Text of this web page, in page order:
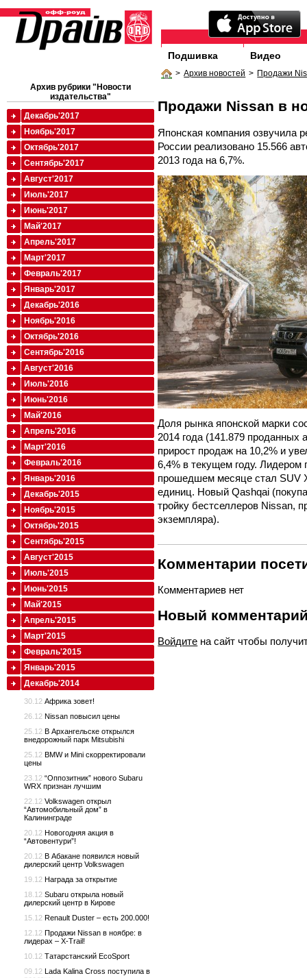
Подшивка Видео
> Архив новостей > Продажи
Продажи Nissan в
Японская компания озвучила
России реализовано 15.566
2013 года на 6,7%.
Доля рынка японской марки
2014 года (141.879 проданных
прирост продаж на 10,2% и
6,4% в текущем году.
прошедшем месяце стал SUV
единиц. Новый Qashqai
тройку бестселлеров Nissan,
экземпляра).
Комментарии
Комментариев нет
Новый
Войдите на сайт чтобы
Архив рубрики "Новости
издательства"
Декабрь'2017
Ноябрь'2017
Октябрь'2017
Сентябрь'2017
Август'2017
Июль'2017
Июнь'2017
Май'2017
Апрель'2017
Март'2017
Февраль'2017
Январь'2017
Декабрь'2016
Ноябрь'2016
Октябрь'2016
Сентябрь'2016
Август'2016
Июль'2016
Июнь'2016
Май'2016
Апрель'2016
Март'2016
Февраль'2016
Январь'2016
Декабрь'2015
Ноябрь'2015
Октябрь'2015
Сентябрь'2015
Август'2015
Июль'2015
Июнь'2015
Май'2015
Апрель'2015
Март'2015
Февраль'2015
Январь'2015
Декабрь'2014
30.12 Африка зовет!
26.12 Nissan повысил цены
25.12 В Архангельске открылся
внедорожный парк Mitsubishi
25.12 BMW и Mini скорректировали
цены
23.12 “Оппозитник” нового Subaru
WRX признан лучшим
22.12 Volkswagen открыл
“Автомобильный дом” в
Калининграде
20.12 Новогодняя акция в
“Автовентури”!
20.12 В Абакане появился новый
дилерский центр Volkswagen
19.12 Награда за открытие
18.12 Subaru открыла новый
дилерский центр в Кирове
15.12 Renault Duster – есть 200.000!
12.12 Продажи Nissan в ноябре: в
лидерах – X-Trail!
10.12 Татарстанский EcoSport
09.12 Lada Kalina Cross поступила в